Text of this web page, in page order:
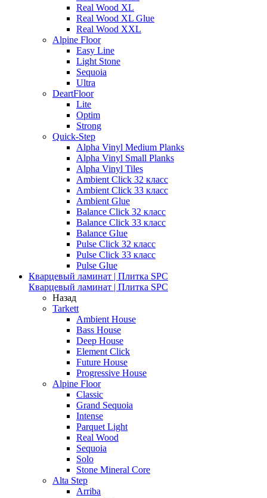
Real Wood XL
Real Wood XL Glue
Real Wood XXL
Alpine Floor
Easy Line
Light Stone
Sequoia
Ultra
DeartFloor
Lite
Optim
Strong
Quick-Step
Alpha Vinyl Medium Planks
Alpha Vinyl Small Planks
Alpha Vinyl Tiles
Ambient Click 32 класс
Ambient Click 33 класс
Ambient Glue
Balance Click 32 класс
Balance Click 33 класс
Balance Glue
Pulse Click 32 класс
Pulse Click 33 класс
Pulse Glue
Кварцевый ламинат | Плитка SPC
Кварцевый ламинат | Плитка SPC
Назад
Tarkett
Ambient House
Bass House
Deep House
Element Click
Future House
Progressive House
Alpine Floor
Classic
Grand Sequoia
Intense
Parquet Light
Real Wood
Sequoia
Solo
Stone Mineral Core
Alta Step
Arriba